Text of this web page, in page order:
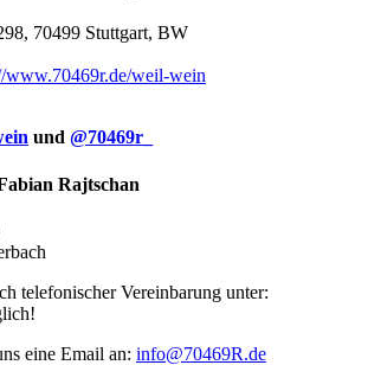
70499 Stuttgart, BW
www.70469r.de/weil-wein
und @70469r_
Rajtschan
telefonischer Vereinbarung unter:
eine Email an: info@70469R.de